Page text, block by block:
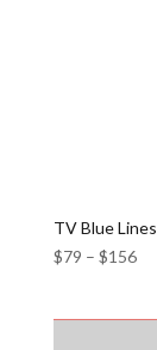
TV Blue Lines
$79 – $156